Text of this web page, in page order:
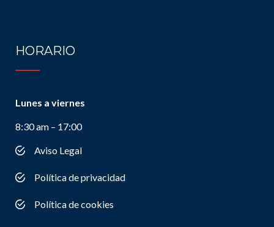
HORARIO
Lunes a viernes
8:30 am – 17:00
Aviso Legal
Política de privacidad
Política de cookies